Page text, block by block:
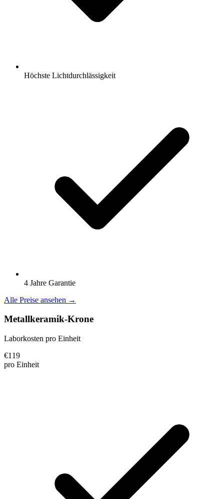
Höchste Lichtdurchlässigkeit
4 Jahre Garantie
Alle Preise ansehen →
Metallkeramik-Krone
Laborkosten pro Einheit
€119
pro Einheit